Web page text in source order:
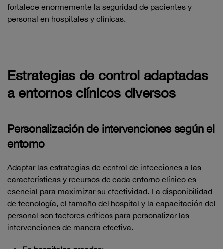
fortalece enormemente la seguridad de pacientes y
personal en hospitales y clínicas.
Estrategias de control adaptadas
a entornos clínicos diversos
Personalización de intervenciones según el
entorno
Adaptar las estrategias de control de infecciones a las
características y recursos de cada entorno clínico es
esencial para maximizar su efectividad. La disponibilidad
de tecnología, el tamaño del hospital y la capacitación del
personal son factores críticos para personalizar las
intervenciones de manera efectiva.